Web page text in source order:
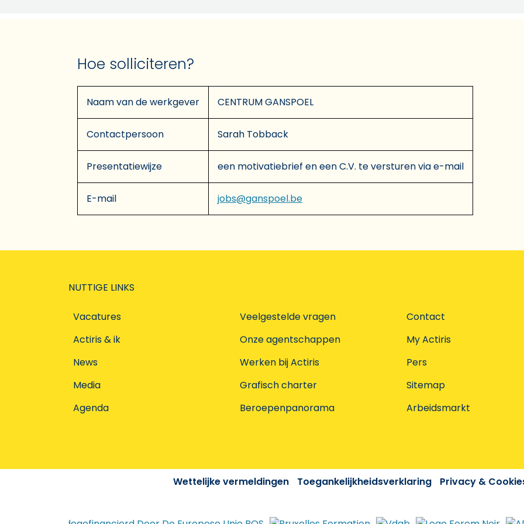
Hoe solliciteren?
Naam van de werkgever CENTRUM GANSPOEL
Contactpersoon Sarah Tobback
Presentatiewijze een motivatiebrief en een C.V. te versturen via e-mail
E-mail jobs@ganspoel.be
NUTTIGE LINKS
Vacatures
Actiris & ik
News
Media
Agenda
Veelgestelde vragen
Onze agentschappen
Werken bij Actiris
Grafisch charter
Beroepenpanorama
Contact
My Actiris
Pers
Sitemap
Arbeidsmarkt
Wettelijke vermeldingen Toegankelijkheidsverklaring Privacy &